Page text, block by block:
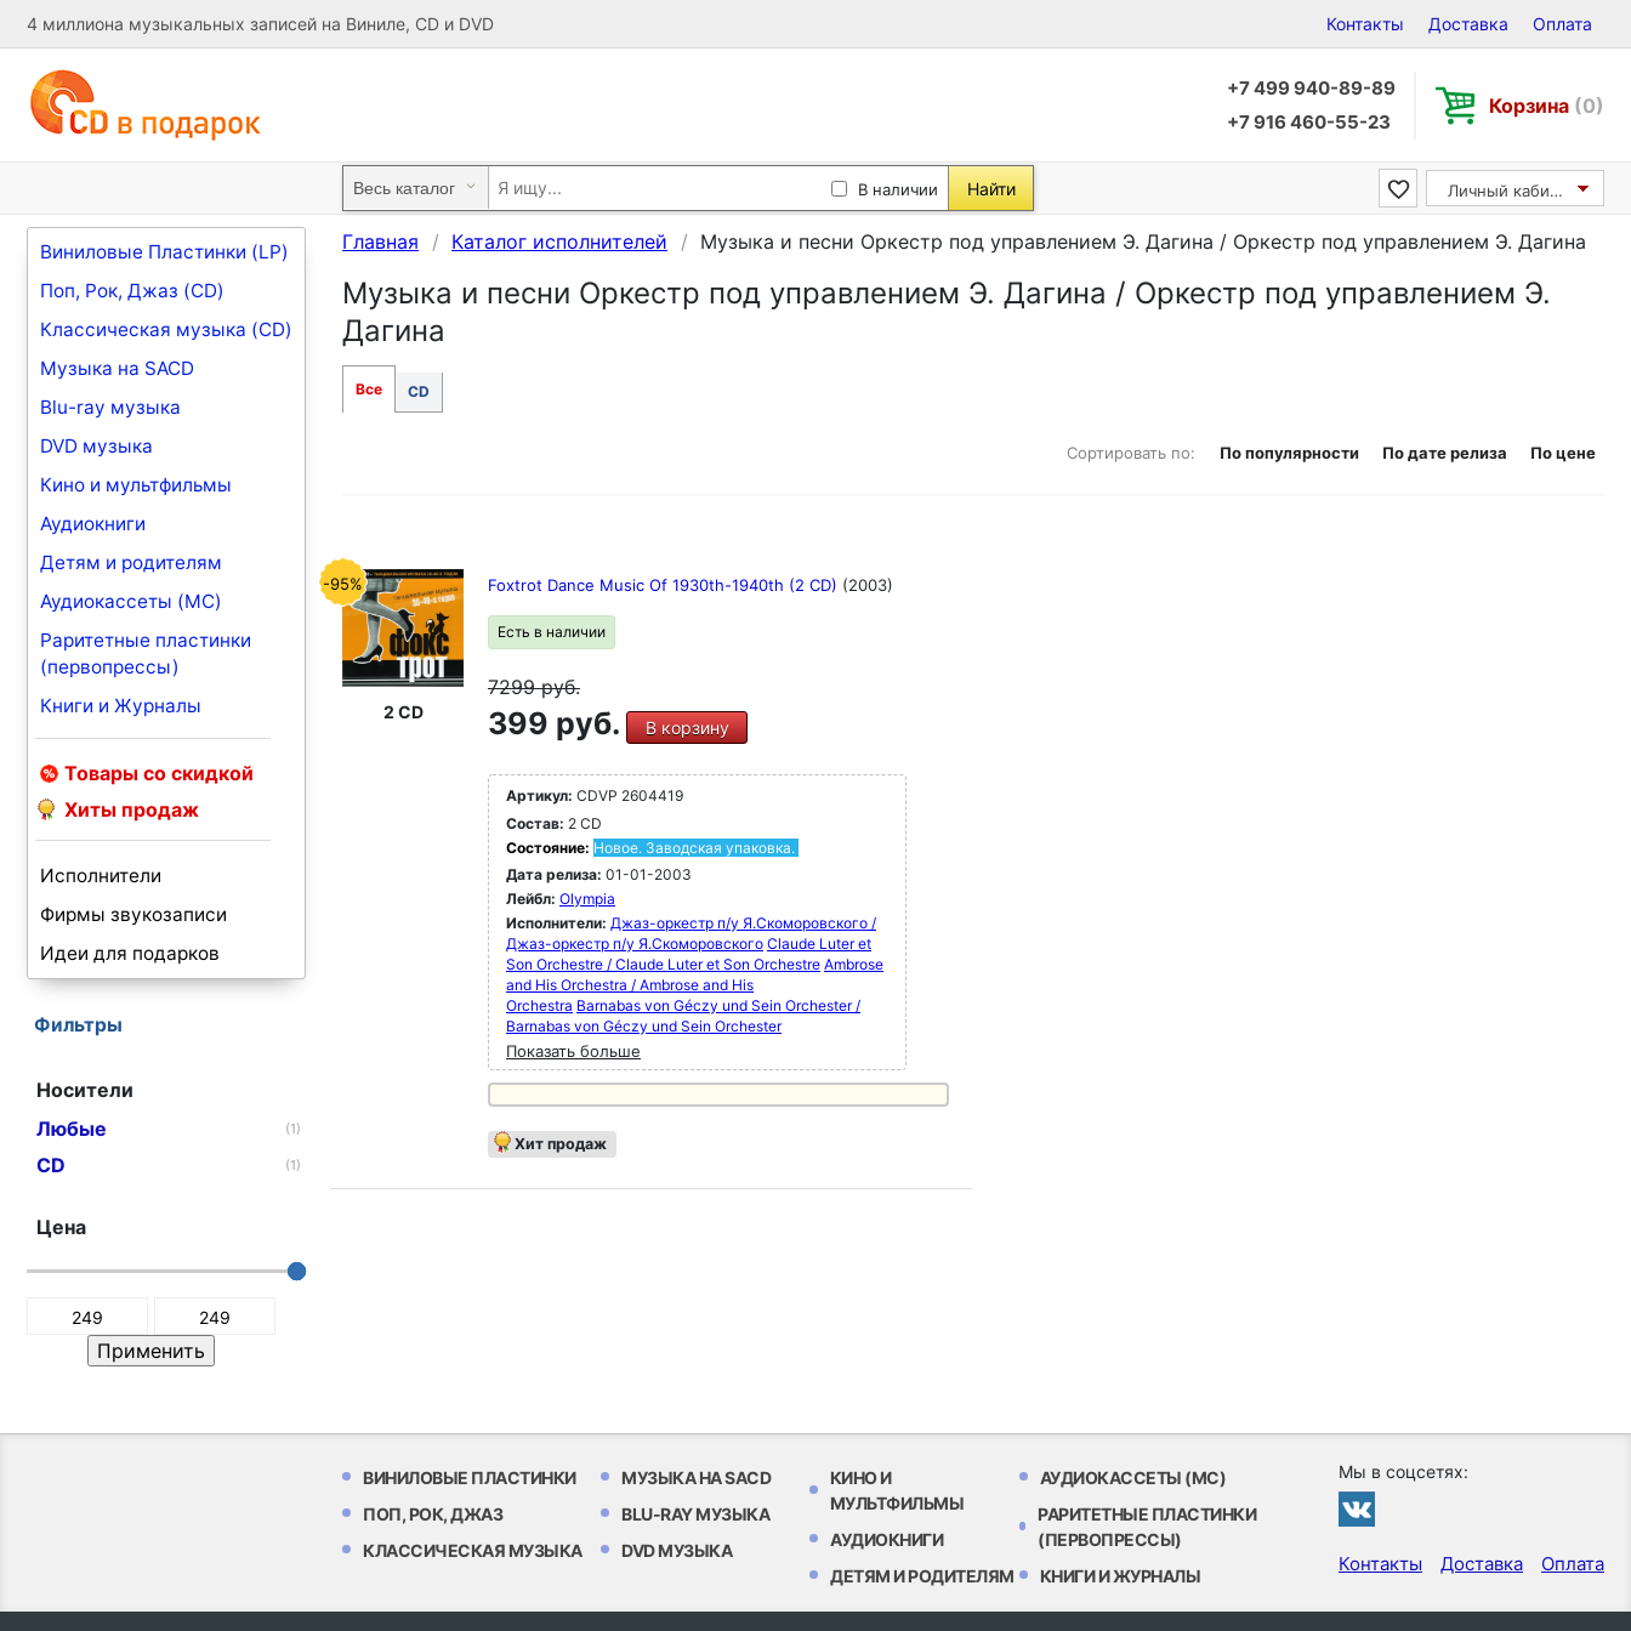
4 миллиона музыкальных записей на Виниле, CD и DVD Контакты Доставка Оплата
+7 499 940-89-89
+7 916 460-55-23
Корзина (0)
В наличии Найти Личный кабинет
Виниловые Пластинки (LP)
Поп, Рок, Джаз (CD)
Классическая музыка (CD)
Музыка на SACD
Blu-ray музыка
DVD музыка
Кино и мультфильмы
Аудиокниги
Детям и родителям
Аудиокассеты (MC)
Раритетные пластинки
(первопрессы)
Книги и Журналы
Товары со скидкой
Хиты продаж
Исполнители
Фирмы звукозаписи
Идеи для подарков
Фильтры
Носители
Любые
(1)
CD (1)
Цена
Главная Каталог исполнителей Музыка и песни Оркестр под управлением Э. Дагина / Оркестр под управлением Э. Дагина
Музыка и песни Оркестр под управлением Э. Дагина / Оркестр под управлением Э.
Дагина
Все CD
Сортировать по: По популярности По дате релиза По цене
-95%
2 CD
Foxtrot Dance Music Of 1930th-1940th (2 CD) (2003)
Есть в наличии
7299руб.
399 руб. В корзину
Артикул: CDVP 2604419
Состав: 2 CD
Состояние: Новое. Заводская упаковка.
Дата релиза: 01-01-2003
Лейбл: Olympia
Исполнители: Джаз-оркестр п/у Я.Скоморовского /
Джаз-оркестр п/у Я.Скоморовского Claude Luter et
Son Orchestre / Claude Luter et Son Orchestre Ambrose
and His Orchestra / Ambrose and His
Orchestra Barnabas von Géczy und Sein Orchester /
Barnabas von Géczy und Sein Orchester
Показать больше
Хит продаж
ВИНИЛОВЫЕ ПЛАСТИНКИ
ПОП, РОК, ДЖАЗ
КЛАССИЧЕСКАЯ МУЗЫКА
МУЗЫКА НА SACD
BLU-RAY МУЗЫКА
DVD МУЗЫКА
КИНО И
МУЛЬТФИЛЬМЫ
АУДИОКНИГИ
ДЕТЯМ И РОДИТЕЛЯМ
АУДИОКАССЕТЫ (MC)
РАРИТЕТНЫЕ ПЛАСТИНКИ
(ПЕРВОПРЕССЫ)
КНИГИ И ЖУРНАЛЫ
Мы в соцсетях:
Контакты Доставка Оплата